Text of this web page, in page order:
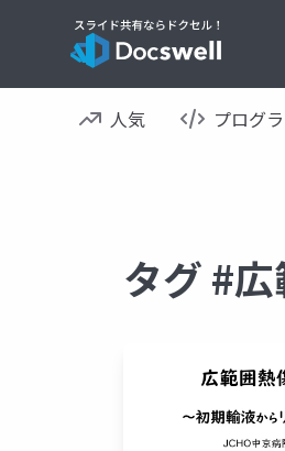
人気 プログ
タグ #